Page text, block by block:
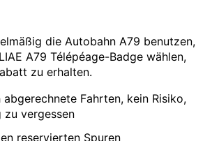
die Autobahn A79 benutzen,
A79 Télépéage-Badge wählen,
zu erhalten.
Fahrten, kein Risiko,
zu vergessen
reservierten Spuren